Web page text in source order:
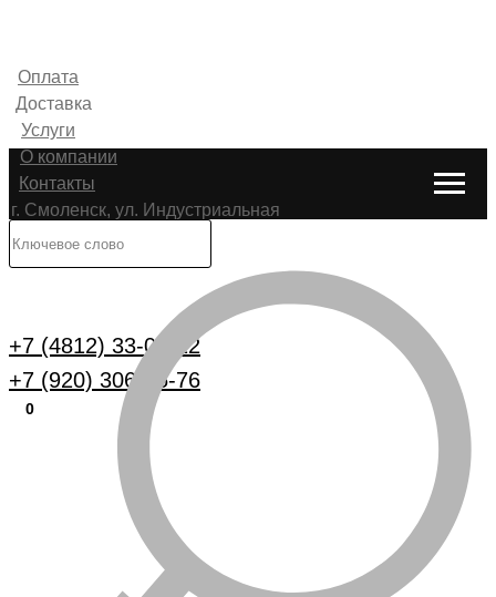
Оплата
Доставка
Услуги
О компании
Контакты
г. Смоленск, ул. Индустриальная
+7 (4812) 33-00-22
+7 (920) 306-25-76
0